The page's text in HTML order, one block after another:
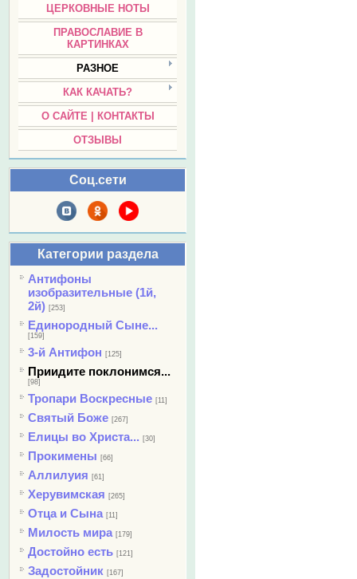
ЦЕРКОВНЫЕ НОТЫ
ПРАВОСЛАВИЕ В
КАРТИНКАХ
РАЗНОЕ
КАК КАЧАТЬ?
О САЙТЕ | КОНТАКТЫ
ОТЗЫВЫ
Соц.сети
Категории раздела
Антифоны
изобразительные (1й,
2й) [253]
Единородный Сыне...
[159]
3-й Антифон [125]
Приидите поклонимся...
[98]
Тропари Воскресные [11]
Святый Боже [267]
Елицы во Христа... [30]
Прокимены [66]
Аллилуия [61]
Херувимская [265]
Отца и Сына [11]
Милость мира [179]
Достойно есть [121]
Задостойник [167]